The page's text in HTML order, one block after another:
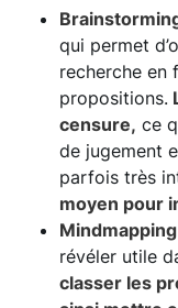
qui permet
recherche en
propositions.
censure, ce
de jugement
parfois très
moyen pour
révéler utile
classer les